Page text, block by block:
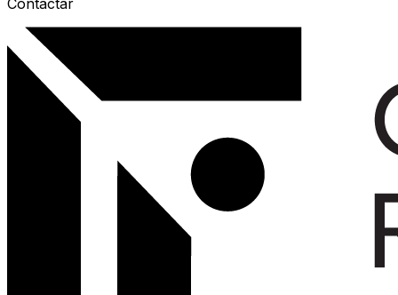
Contactar